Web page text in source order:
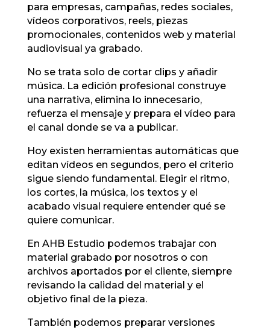
para empresas, campañas, redes sociales,
vídeos corporativos, reels, piezas
promocionales, contenidos web y material
audiovisual ya grabado.
No se trata solo de cortar clips y añadir
música. La edición profesional construye
una narrativa, elimina lo innecesario,
refuerza el mensaje y prepara el vídeo para
el canal donde se va a publicar.
Hoy existen herramientas automáticas que
editan vídeos en segundos, pero el criterio
sigue siendo fundamental. Elegir el ritmo,
los cortes, la música, los textos y el
acabado visual requiere entender qué se
quiere comunicar.
En AHB Estudio podemos trabajar con
material grabado por nosotros o con
archivos aportados por el cliente, siempre
revisando la calidad del material y el
objetivo final de la pieza.
También podemos preparar versiones